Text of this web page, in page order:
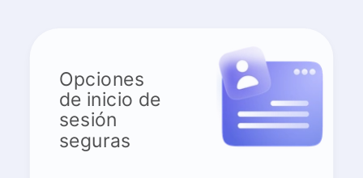
Opciones
de inicio de
sesión
seguras